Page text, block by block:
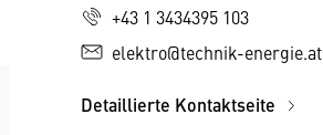
+43 1 3434395 103
elektro@technik-energie.at
Detaillierte Kontaktseite